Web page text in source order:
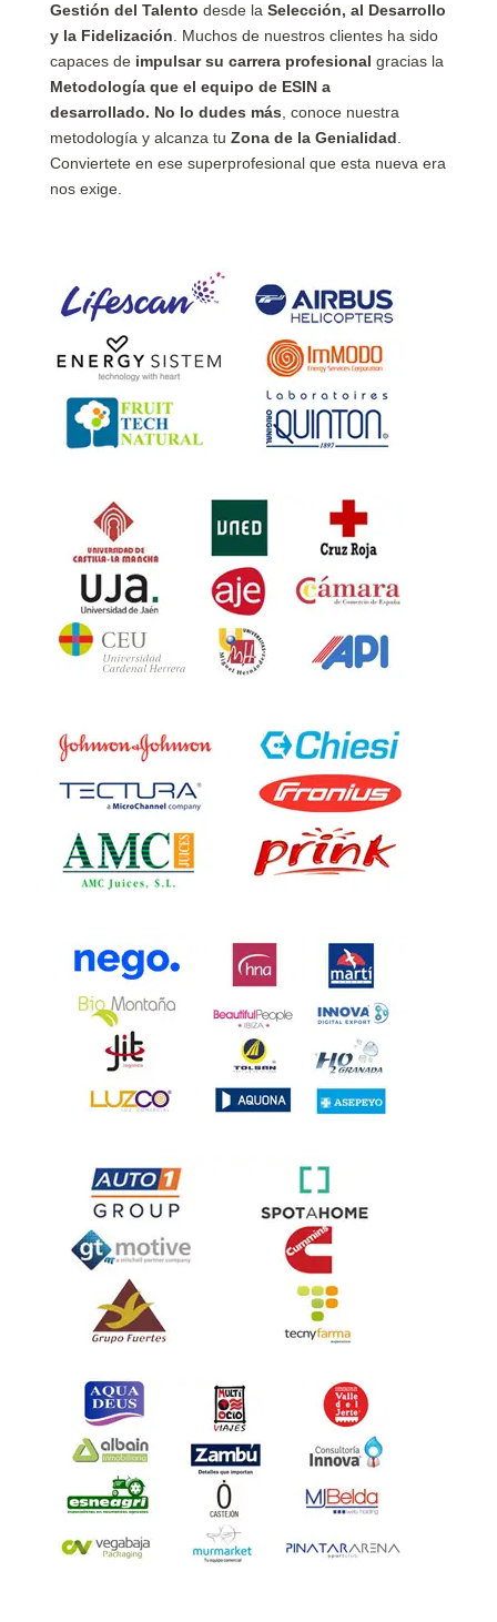
Gestión del Talento desde la Selección, al Desarrollo
y la Fidelización. Muchos de nuestros clientes ha sido
capaces de impulsar su carrera profesional gracias la
Metodología que el equipo de ESIN a
desarrollado. No lo dudes más, conoce nuestra
metodología y alcanza tu Zona de la Genialidad.
Conviertete en ese superprofesional que esta nueva era
nos exige.